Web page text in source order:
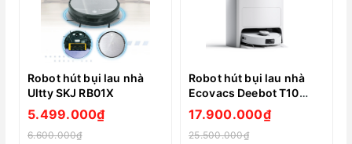
Robot hút bụi lau nhà
Ultty SKJ RB01X
5.499.000₫
6.600.000₫
Robot hút bụi lau nhà
Ecovacs Deebot T10
OMNI
17.900.000₫
25.500.000₫